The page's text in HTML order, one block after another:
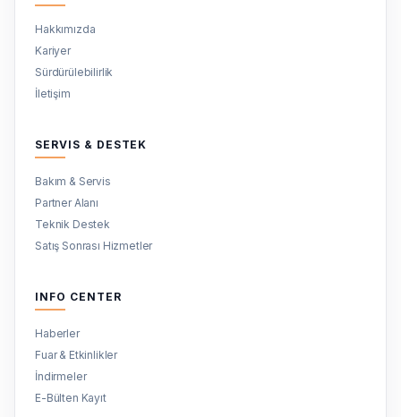
Hakkımızda
Kariyer
Sürdürülebilirlik
İletişim
SERVIS & DESTEK
Bakım & Servis
Partner Alanı
Teknik Destek
Satış Sonrası Hizmetler
INFO CENTER
Haberler
Fuar & Etkinlikler
İndirmeler
E-Bülten Kayıt